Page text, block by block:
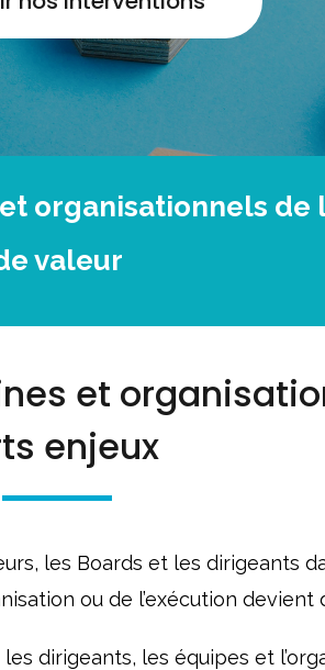
organisationnels de
valeur
et
enjeux
les Boards et les dirigeants
ou de l’exécution devient
dirigeants, les équipes et